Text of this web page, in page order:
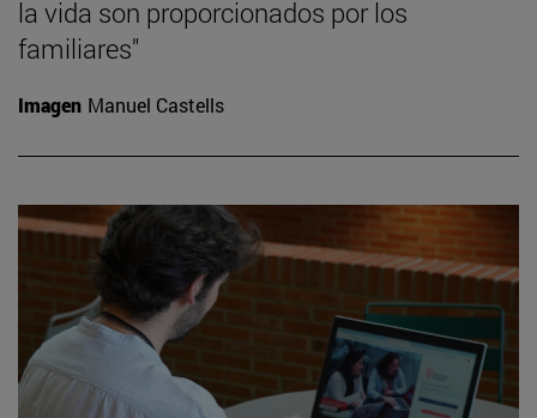
la vida son proporcionados por los
familiares"
Imagen Manuel Castells